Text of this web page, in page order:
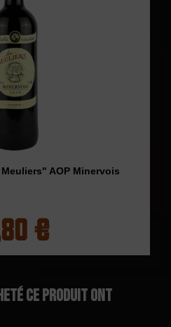
AOP Minervois
€
ce produit ont